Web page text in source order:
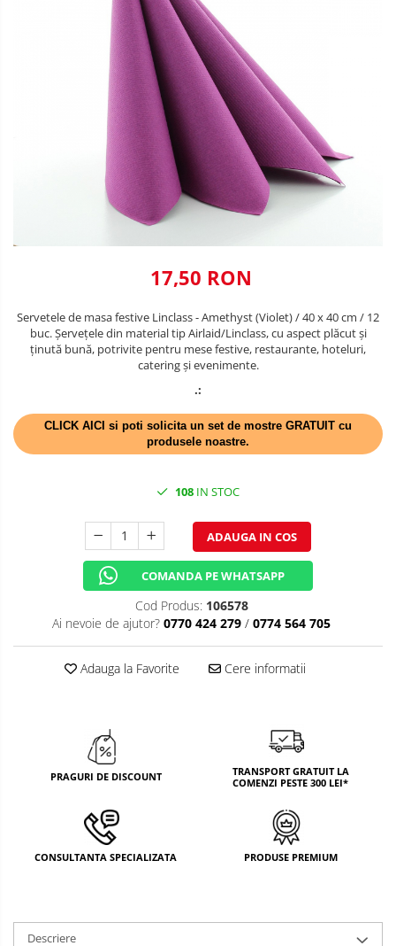
VALENTINE'S DAY /DRAGOBETE
TEMATICA CULINARA
IARNA-CRACIUN-REVELION
DECOR BEJ & MARO
DECOR NUNTA & LOGODNA
DECOR EVENIMENTE CORPORATE
TEMATICA MARINA
TEMATICA MEDITERANEANA
TEMATICA BOTANICA / VEGETALA
TEMATICA RUSTICA
TEMATICA ROMANTICA
DECOR HALLOWEEN
DECOR ZIUA ROMANIEI
DECOR CRACIUN & REVELION
DECOR PRIMAVARA
DECOR VARA
DECOR IARNA
TEMATICA CULINARA
DECOR MOS NICOLAE
TEMATICA FLORALA
17,50 RON
Servetele de masa festive Linclass - Amethyst (Violet) / 40 x 40 cm / 12
buc. Șervețele din material tip Airlaid/Linclass, cu aspect plăcut și
ținută bună, potrivite pentru mese festive, restaurante, hoteluri,
catering și evenimente.
.:
CLICK AICI si poti solicita un set de mostre GRATUIT cu
produsele noastre.
108 IN STOC
ADAUGA IN COS
COMANDA PE WHATSAPP
Cod Produs: 106578
Ai nevoie de ajutor? 0770 424 279 / 0774 564 705
Adauga la Favorite Cere informatii
PRAGURI DE DISCOUNT
TRANSPORT GRATUIT LA
COMENZI PESTE 300 LEI*
CONSULTANTA SPECIALIZATA PRODUSE PREMIUM
Descriere